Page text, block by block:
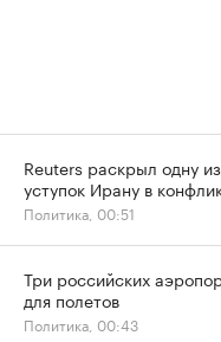
Reuters раскрыл одну
уступок Ирану в
Политика, 00:51
Три российских
для полетов
Политика, 00:43